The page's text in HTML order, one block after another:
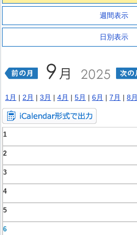
週間表示
日別表示
1月 | 2月 | 3月 | 4月 | 5月 | 6月 | 7月 | 8月
1
2
3
4
5
6